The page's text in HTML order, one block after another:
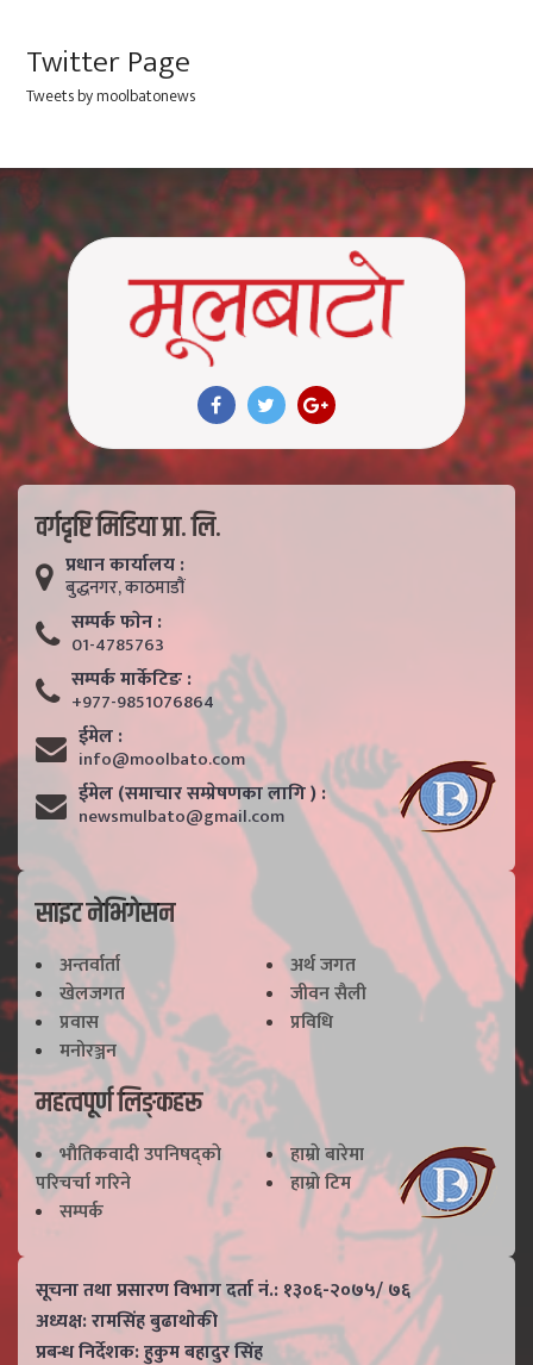
Twitter Page
Tweets by moolbatonews
वर्गदृष्टि मिडिया प्रा. लि.
प्रधान कार्यालय :
बुद्धनगर, काठमाडाैं
सम्पर्क फाेन :
01-4785763
सम्पर्क मार्केटिङ :
+977-9851076864
ईमेल :
info@moolbato.com
ईमेल (समाचार सम्प्रेषणका लागि ) :
newsmulbato@gmail.com
साइट नेभिगेसन
अन्तर्वार्ता
अर्थ जगत
खेलजगत
जीवन सैली
प्रवास
प्रविधि
मनोरञ्जन
महत्वपूर्ण लिङ्कहरू
भाैतिकवादी उपनिषद्काे
परिचर्चा गरिने
हाम्राे बारेमा
हाम्राे टिम
सम्पर्क
सूचना तथा प्रसारण विभाग दर्ता नं.: १३०६-२०७५/ ७६
अध्यक्ष: रामसिंह बुढाथाेकी
प्रबन्ध निर्देशक: हुकुम बहादुर सिंह